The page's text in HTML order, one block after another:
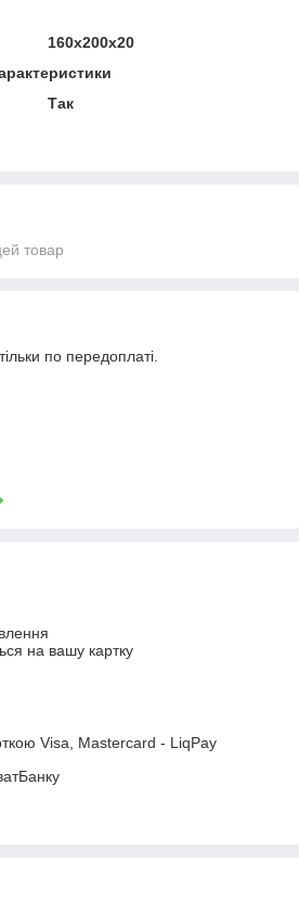
160х200х20
Так
товар
по передоплаті.
на вашу картку
Visa, Mastercard - LiqPay